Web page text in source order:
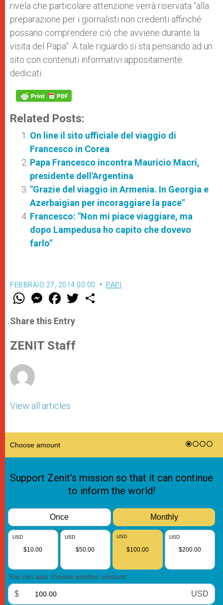
rivela che particolare attenzione verrà riservata “alla
preparazione per i giornalisti non credenti affinché
possano comprendere ciò che avviene durante la
visita del Papa”. A tale riguardo si sta pensando ad un
sito con contenuti informativi appositamente
dedicati.
Related Posts:
On line il sito ufficiale del viaggio di
Francesco in Corea
Papa Francesco incontra Mauricio Macri,
presidente dell'Argentina
"Grazie del viaggio in Armenia. In Georgia e
Azerbaigian per incoraggiare la pace"
Francesco: "Non mi piace viaggiare, ma
dopo Lampedusa ho capito che dovevo
farlo"
FEBBRAIO 27, 2014 00:00 PAPI
W
t
s
p
p
M
e
s
e
g
e
F
a
e
b
o
k
w
Share this Entry
ZENIT Staff
View all articles